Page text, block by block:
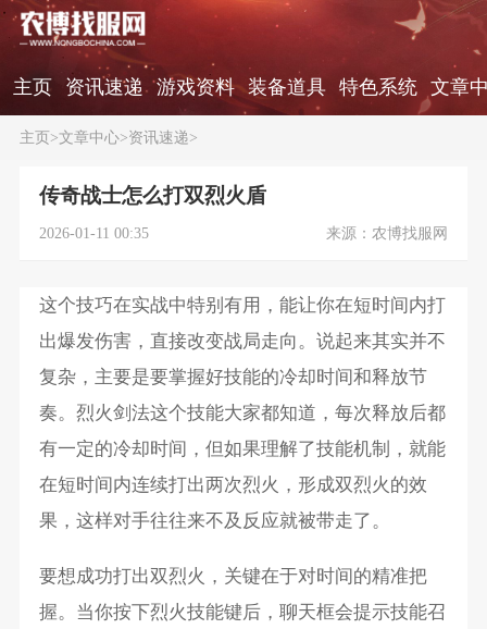
主页 资讯速递 游戏资料 装备道具 特色系统 文章
主页>文章中心>资讯速递>
传奇战士怎么打双烈火盾
2026-01-11 00:35 来源：农博找服网
这个技巧在实战中特别有用，能让你在短时间内打
出爆发伤害，直接改变战局走向。说起来其实并不
复杂，主要是要掌握好技能的冷却时间和释放节
奏。烈火剑法这个技能大家都知道，每次释放后都
有一定的冷却时间，但如果理解了技能机制，就能
在短时间内连续打出两次烈火，形成双烈火的效
果，这样对手往往来不及反应就被带走了。
要想成功打出双烈火，关键在于对时间的精准把
握。当你按下烈火技能键后，聊天框会提示技能召